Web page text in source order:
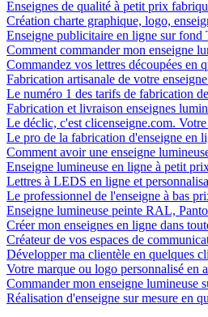
Enseignes de qualité à petit prix
Création charte graphique, logo,
Enseigne publicitaire en ligne sur fond
Comment commander mon enseigne
Commandez vos lettres découpées en
Fabrication artisanale de votre
Le numéro 1 des tarifs de fabrication
Fabrication et livraison enseignes
Le déclic, c'est clicenseigne.com.
Le pro de la fabrication d'enseigne en
Comment avoir une enseigne
Enseigne lumineuse en ligne à petit
Lettres à LEDS en ligne et
Le professionnel de l'enseigne à bas
Enseigne lumineuse peinte RAL,
Créer mon enseignes en ligne dans
Créateur de vos espaces de
Développer ma clientèle en quelques
Votre marque ou logo personnalisé
Commander mon enseigne lumineuse
Réalisation d'enseigne sur mesure en